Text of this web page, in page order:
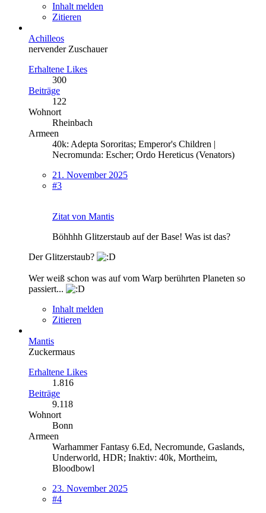
Inhalt melden
Zitieren
Achilleos
nervender Zuschauer
Erhaltene Likes
300
Beiträge
122
Wohnort
Rheinbach
Armeen
40k: Adepta Sororitas; Emperor's Children |
Necromunda: Escher; Ordo Hereticus (Venators)
21. November 2025
#3
Zitat von Mantis
Böhhhh Glitzerstaub auf der Base! Was ist das?
Der Glitzerstaub?
Wer weiß schon was auf vom Warp berührten Planeten so
passiert...
Inhalt melden
Zitieren
Mantis
Zuckermaus
Erhaltene Likes
1.816
Beiträge
9.118
Wohnort
Bonn
Armeen
Warhammer Fantasy 6.Ed, Necromunde, Gaslands,
Underworld, HDR; Inaktiv: 40k, Mortheim,
Bloodbowl
23. November 2025
#4